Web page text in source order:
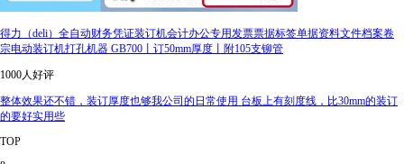
得力（deli）全自动财务凭证装订机会计办公专用发票票据标签单据资料文件档案卷
宗电动装订机打孔机器 GB700丨订50mm厚度丨附105支铆管
1000人好评
整体效果还不错，装订厚度也够我公司的日常使用 台板上有刻度线，比30mm的装订
的要好实用些
TOP